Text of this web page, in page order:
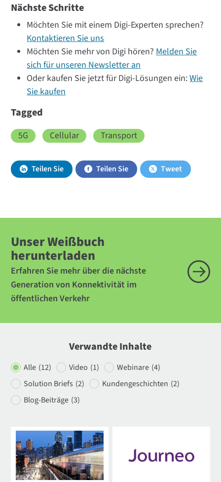
Nächste Schritte
Möchten Sie mit einem Digi-Experten sprechen?
Kontaktieren Sie uns
Möchten Sie mehr von Digi hören? Melden Sie
sich für unseren Newsletter an
Oder kaufen Sie jetzt für Digi-Lösungen ein:Wie
Sie kaufen
Tagged
5G Cellular Transport
Teilen Sie Teilen Sie Tweet
Unser Weißbuch
herunterladen
Erfahren Sie mehr über die nächste
Generation von Konnektivität im
öffentlichen Verkehr
Verwandte Inhalte
Alle (12) Video (1) Webinare (4)
Solution Briefs (2) Kundengeschichten (2)
Blog-Beiträge (3)